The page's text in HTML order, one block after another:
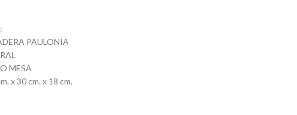
PAULONIA
MESA
x 30 cm. x 18 cm.